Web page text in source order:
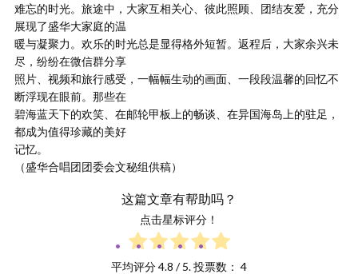
难忘的时光。旅途中，大家互相关心、彼此照顾、团结友爱，充分
展现了盛华大家庭的温
暖与凝聚力。欢乐的时光总是显得格外短暂。返程后，大家余兴未
尽，纷纷在微信群分享
照片、视频和旅行感受，一幅幅生动的画面、一段段温馨的回忆不
断浮现在眼前。那些在
碧海蓝天下的欢笑、在邮轮甲板上的畅谈、在异国海岛上的驻足，
都成为值得珍藏的美好
记忆。
（盛华合唱团团委会文秘组供稿）
这篇文章有帮助吗？
点击星标评分！
平均评分4.8 / 5. 投票数： 4